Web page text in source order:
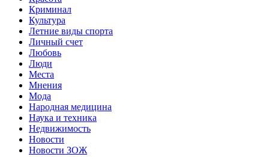
Криминал
Культура
Летние виды спорта
Личный счет
Любовь
Люди
Места
Мнения
Мода
Народная медицина
Наука и техника
Недвижимость
Новости
Новости ЗОЖ